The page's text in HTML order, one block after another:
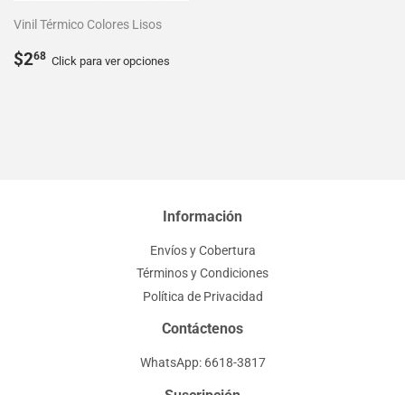
Vinil Térmico Colores Lisos
Precio
$268 $2.68
Click para ver opciones
Información
Envíos y Cobertura
Términos y Condiciones
Política de Privacidad
Contáctenos
WhatsApp: 6618-3817